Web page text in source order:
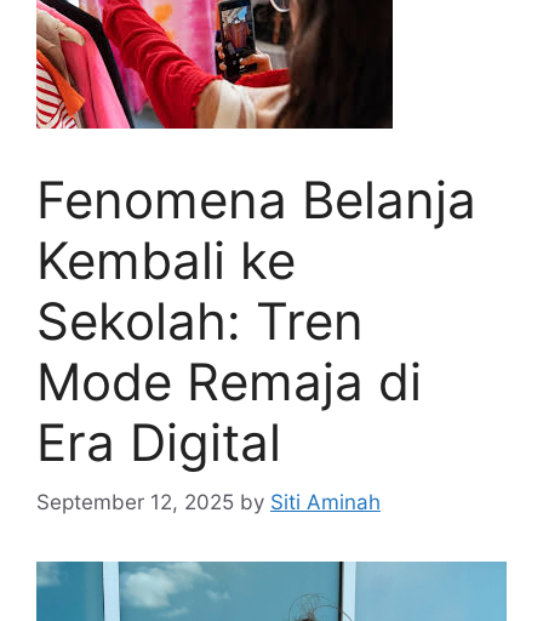
Fenomena Belanja
Kembali ke
Sekolah: Tren
Mode Remaja di
Era Digital
September 12, 2025 by Siti Aminah